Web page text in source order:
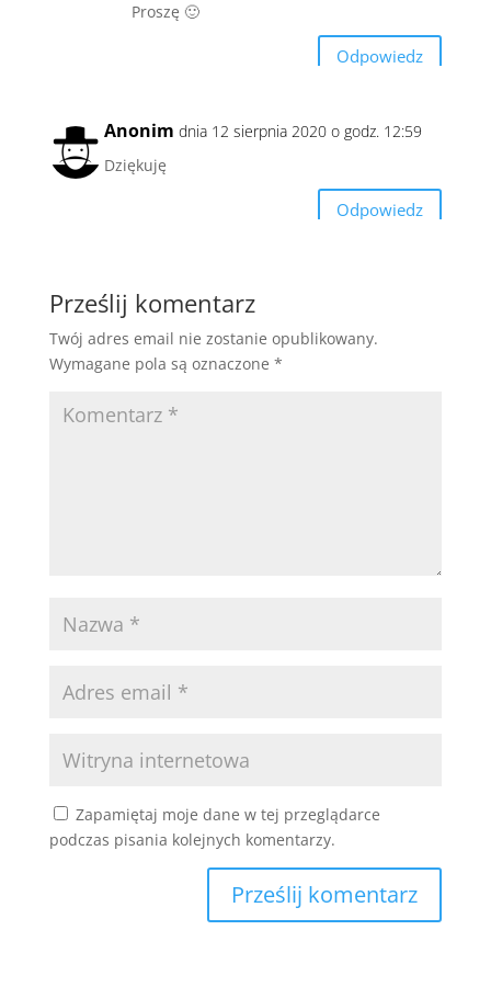
Proszę 🙂
Odpowiedz
Anonim dnia 12 sierpnia 2020 o godz. 12:59
Dziękuję
Odpowiedz
Prześlij komentarz
Twój adres email nie zostanie opublikowany.
Wymagane pola są oznaczone *
Zapamiętaj moje dane w tej przeglądarce
podczas pisania kolejnych komentarzy.